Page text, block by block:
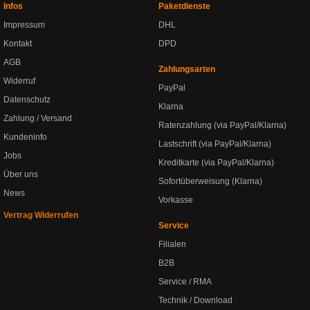
Infos
Impressum
Kontakt
AGB
Widerruf
Datenschutz
Zahlung / Versand
Kundeninfo
Jobs
Über uns
News
Vertrag Widerrufen
Paketdienste
DHL
DPD
Zahlungsarten
PayPal
Klarna
Ratenzahlung (via PayPal/Klarna)
Lastschrift (via PayPal/Klarna)
Kreditkarte (via PayPal/Klarna)
Sofortüberweisung (Klarna)
Vorkasse
Service
Filialen
B2B
Service / RMA
Technik / Download